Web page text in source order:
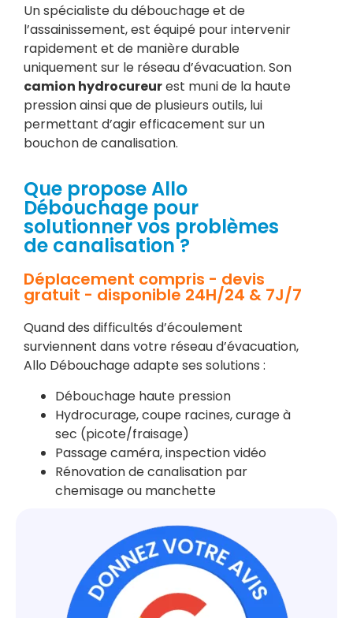
Un spécialiste du débouchage et de
l’assainissement, est équipé pour intervenir
rapidement et de manière durable
uniquement sur le réseau d’évacuation. Son
camion hydrocureurest muni de la haute
pression ainsi que de plusieurs outils, lui
permettant d’agir efficacement sur un
bouchon de canalisation.
Que propose Allo
Débouchage pour
solutionner vos problèmes
de canalisation ?
Déplacement compris - devis
gratuit - disponible 24H/24 & 7J/7
Quand des difficultés d’écoulement
surviennent dans votre réseau d’évacuation,
Allo Débouchage adapte ses solutions :
Débouchage haute pression
Hydrocurage, coupe racines, curage à
sec (picote/fraisage)
Passage caméra, inspection vidéo
Rénovation de canalisation par
chemisage ou manchette